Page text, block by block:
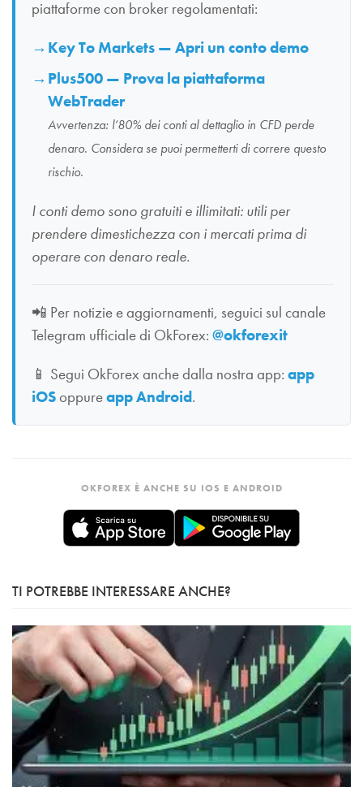
piattaforme con broker regolamentati:
Key To Markets — Apri un conto demo
Plus500 — Prova la piattaforma
WebTrader
Avvertenza: l’80% dei conti al dettaglio in CFD perde
denaro. Considera se puoi permetterti di correre questo
rischio.
I conti demo sono gratuiti e illimitati: utili per
prendere dimestichezza con i mercati prima di
operare con denaro reale.
📲 Per notizie e aggiornamenti, seguici sul canale
Telegram ufficiale di OkForex: @okforexit
📱 Segui OkForex anche dalla nostra app: app
iOSoppureapp Android.
OKFOREX È ANCHE SU IOS E ANDROID
TI POTREBBE INTERESSARE ANCHE?